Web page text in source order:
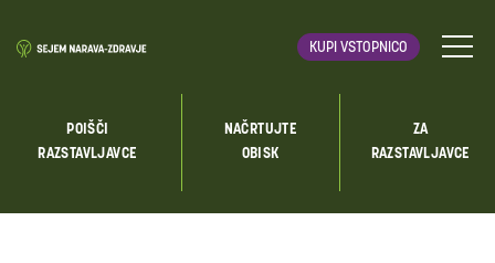
KUPI VSTOPNICO
POIŠČI
RAZSTAVLJAVCE
NAČRTUJTE
OBISK
ZA
RAZSTAVLJAVCE